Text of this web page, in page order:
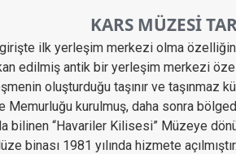
KARS MÜZESİ
ilk yerleşim merkezi olma
edilmiş antik bir yerleşim merkezi
oluşturduğu taşınır ve taşınmaz
Memurluğu kurulmuş, daha sonra
bilinen “Havariler Kilisesi” Müzeye
binası 1981 yılında hizmete